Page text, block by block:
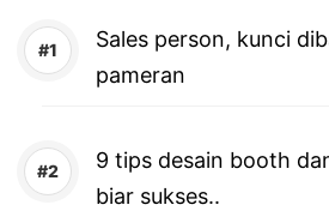
Sales person, kunci
pameran
9 tips desain booth
biar sukses..